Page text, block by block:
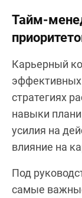
Тайм-
Карьeрный
эффективных
стратегиях
навыки
усилия на
влияние на
Под
самые